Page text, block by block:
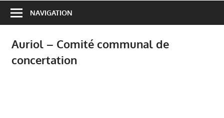
NAVIGATION
Auriol – Comité communal de
concertation